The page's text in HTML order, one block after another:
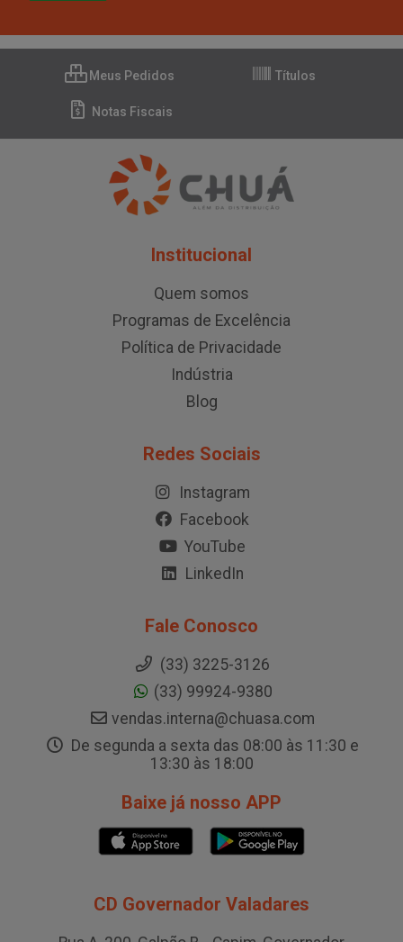
Meus Pedidos Títulos
Notas Fiscais
Institucional
Quem somos
Programas de Excelência
Política de Privacidade
Indústria
Blog
Redes Sociais
Instagram
Facebook
YouTube
LinkedIn
Fale Conosco
(33) 3225-3126
(33) 99924-9380
vendas.interna@chuasa.com
De segunda a sexta das 08:00 às 11:30 e
13:30 às 18:00
Baixe já nosso APP
CD Governador Valadares